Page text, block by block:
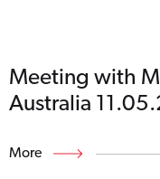
Meeting with
Australia
More